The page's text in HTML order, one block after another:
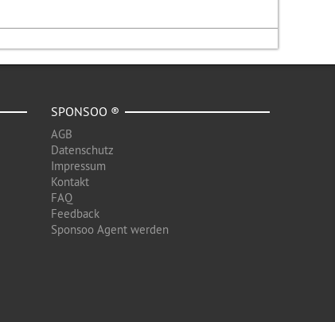
SPONSOO ®
AGB
Datenschutz
Impressum
Kontakt
FAQ
Feedback
Sponsoo Agent werden